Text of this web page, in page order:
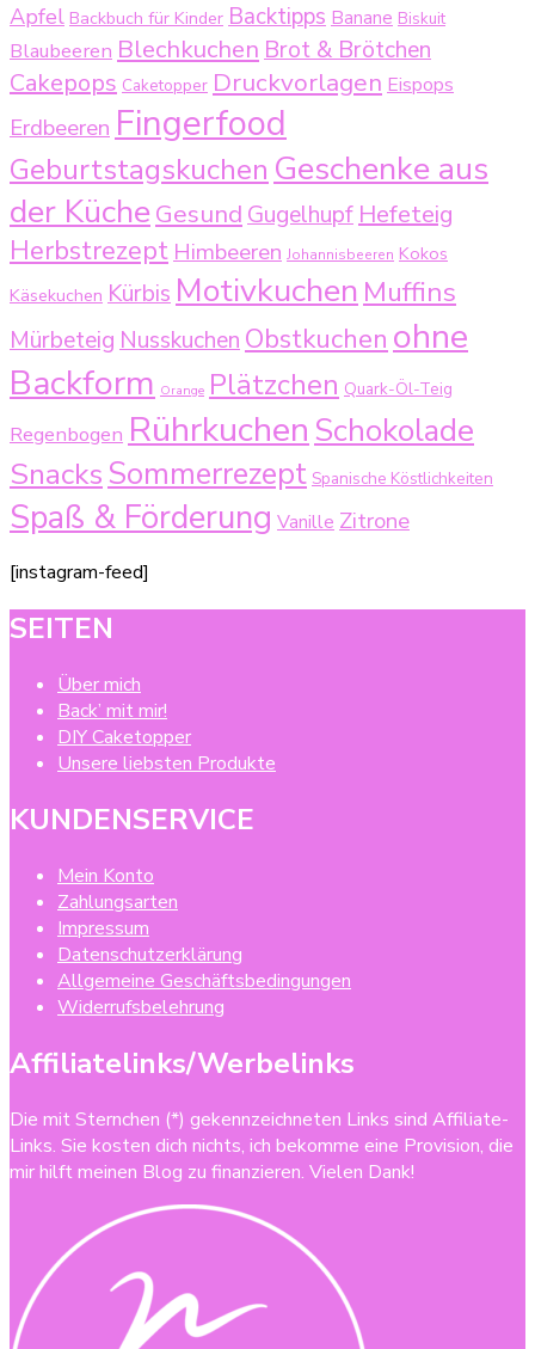
Apfel Backbuch für Kinder Backtipps Banane Biskuit
Blaubeeren Blechkuchen Brot & Brötchen
Cakepops Caketopper Druckvorlagen Eispops
Erdbeeren Fingerfood
Geburtstagskuchen Geschenke aus
der KücheGesund Gugelhupf Hefeteig
HerbstrezeptHimbeeren Johannisbeeren Kokos
Käsekuchen Kürbis Motivkuchen Muffins
Mürbeteig Nusskuchen Obstkuchen ohne
Backform Orange Plätzchen Quark-Öl-Teig
Regenbogen Rührkuchen Schokolade
SnacksSommerrezept Spanische Köstlichkeiten
Spaß & Förderung Vanille Zitrone
[instagram-feed]
SEITEN
Über mich
Back’ mit mir!
DIY Caketopper
Unsere liebsten Produkte
KUNDENSERVICE
Mein Konto
Zahlungsarten
Impressum
Datenschutzerklärung
Allgemeine Geschäftsbedingungen
Widerrufsbelehrung
Affiliatelinks/Werbelinks
Die mit Sternchen (*) gekennzeichneten Links sind Affiliate-
Links. Sie kosten dich nichts, ich bekomme eine Provision, die
mir hilft meinen Blog zu finanzieren. Vielen Dank!